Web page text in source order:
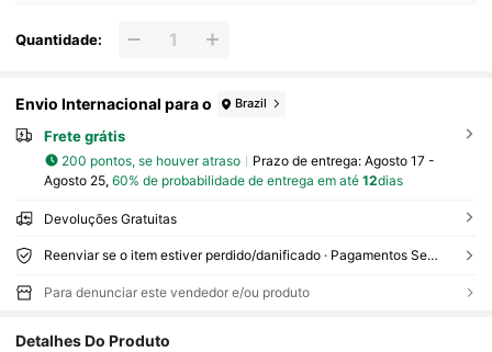
Quantidade:
Envio Internacional para o Brazil
Frete grátis
200 pontos, se houver atraso Prazo de entrega: Agosto 17 -
Agosto 25, 60% de probabilidade de entrega em até 12dias
Devoluções Gratuitas
Reenviar se o item estiver perdido/danificado · Pagamentos Seguros · Proteção de privacidade
Para denunciar este vendedor e/ou produto
Detalhes Do Produto